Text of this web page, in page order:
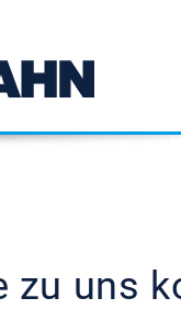
zu uns